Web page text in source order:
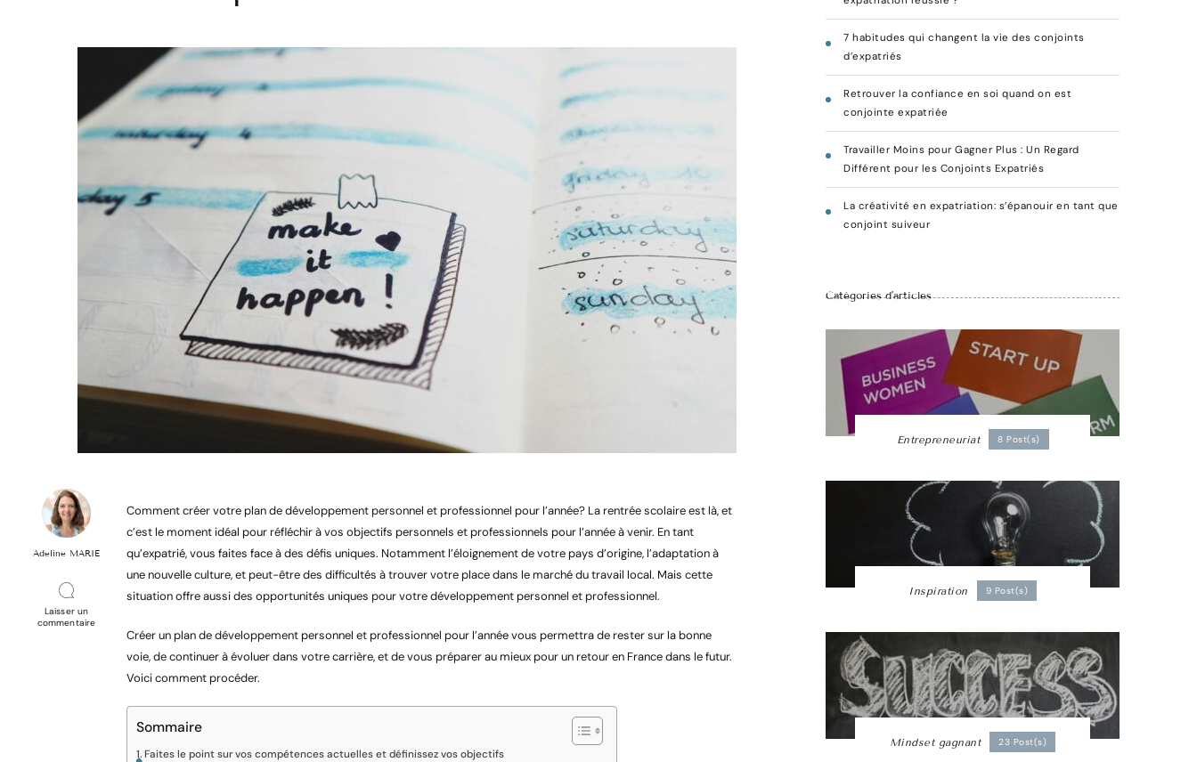
Adeline MARIE
Laisser un
commentairesur
développement
Comment créer votre plan de développement personnel et professionnel pour l’année? La rentrée scolaire est là, et
c’est le moment idéal pour réfléchir à vos objectifs personnels et professionnels pour l’année à venir. En tant
qu’expatrié, vous faites face à des défis uniques. Notamment l’éloignement de votre pays d’origine, l’adaptation à
une nouvelle culture, et peut-être des difficultés à trouver votre place dans le marché du travail local. Mais cette
situation offre aussi des opportunités uniques pour votre développement personnel et professionnel.
Créer un plan de développement personnel et professionnel pour l’année vous permettra de rester sur la bonne
voie, de continuer à évoluer dans votre carrière, et de vous préparer au mieux pour un retour en France dans le futur.
Voici comment procéder.
Sommaire
Faites le point sur vos compétences actuelles et définissez vos objectifs
7 habitudes qui changent la vie des conjoints
d’expatriés
Retrouver la confiance en soi quand on est
conjointe expatriée
Travailler Moins pour Gagner Plus : Un Regard
Différent pour les Conjoints Expatriés
La créativité en expatriation: s’épanouir en tant que
conjoint suiveur
Catégories d’articles
Entrepreneuriat 8 Post(s)
Inspiration 9 Post(s)
Mindset gagnant 23 Post(s)